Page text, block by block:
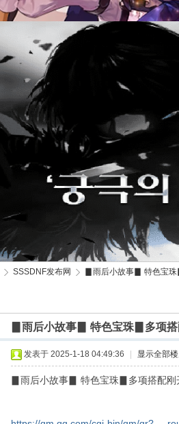
SSSDNF发布网
›
▊雨后小故事▊ 特色宝
▊雨后小故事▊ 特色宝珠▊多项
发表于 2025-1-18 04:49:36 显示全部
▊雨后小故事▊ 特色宝珠▊多项搭配刚